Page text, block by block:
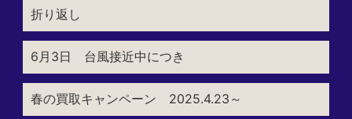
折り返し
6月3日 台風接近中につき
春の買取キャンペーン 2025.4.23～